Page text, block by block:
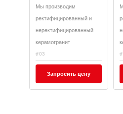
Мы производим
ректифицированный и
неректифицированный
керамогранит
tf03
Запросить цену